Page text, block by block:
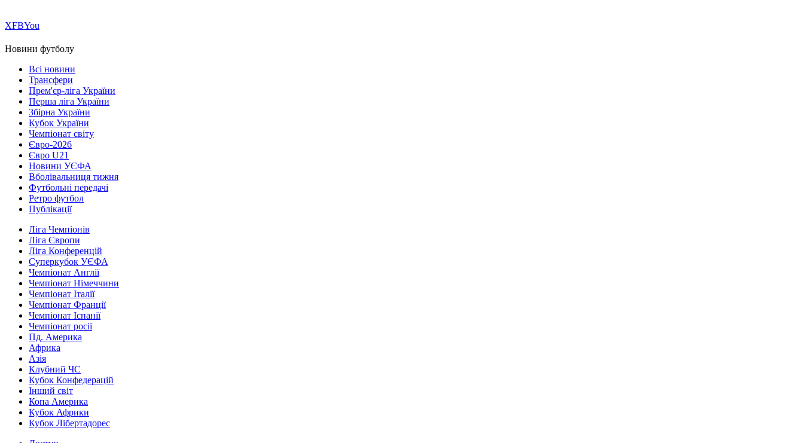
ХFBYou
Новини футболу
Всі новини
Трансфери
Прем'єр-ліга України
Перша ліга України
Збірна України
Кубок України
Чемпіонат світу
Євро-2026
Євро U21
Новини УЄФА
Вболівальниця тижня
Футбольні передачі
Ретро футбол
Публікації
Ліга Чемпіонів
Ліга Європи
Ліга Конференцій
Суперкубок УЄФА
Чемпіонат Англії
Чемпіонат Німеччини
Чемпіонат Італії
Чемпіонат Франції
Чемпіонат Іспанії
Чемпіонат росії
Пд. Америка
Африка
Азія
Клубний ЧС
Кубок Конфедерацій
Інший світ
Копа Америка
Кубок Африки
Кубок Лібертадорес